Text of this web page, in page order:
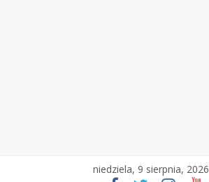
niedziela, 9 sierpnia, 2026